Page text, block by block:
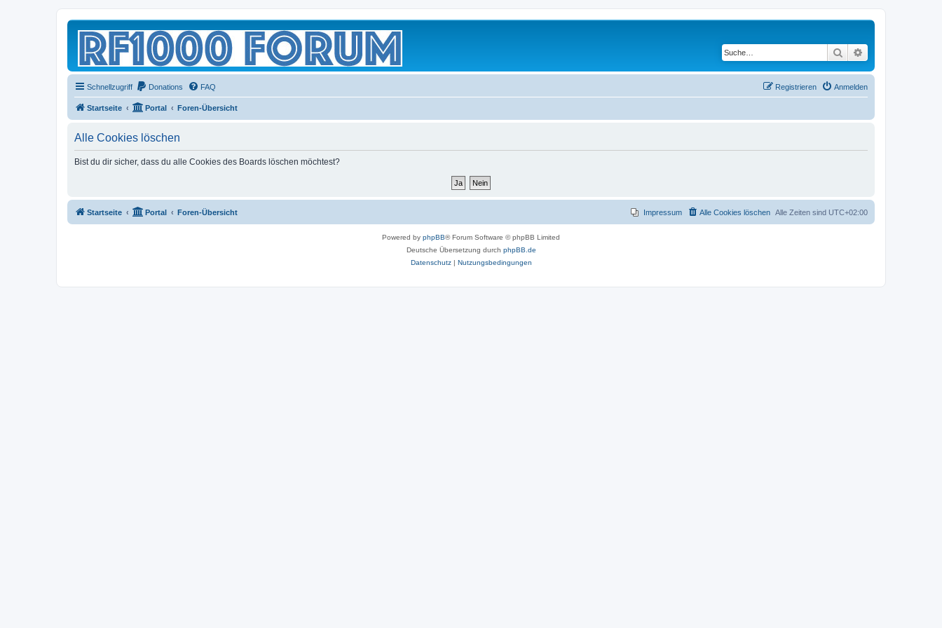
Suche
Schnellzugriff Donations FAQ Anmelden
Registrieren
Startseite Portal Foren-Übersicht
Alle Cookies löschen
Bist du dir sicher, dass du alle Cookies des Boards löschen möchtest?
Startseite Portal Foren-Übersicht Alle Zeiten sind UTC+02:00
Alle Cookies löschen
Impressum
Powered by phpBB® Forum Software © phpBB Limited
Deutsche Übersetzung durch phpBB.de
Datenschutz| Nutzungsbedingungen